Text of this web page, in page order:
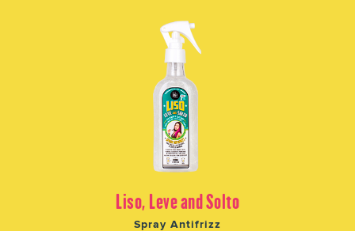
Liso, Leve and Solto
Spray Antifrizz